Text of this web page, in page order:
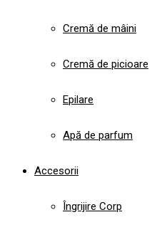
Cremă de mâini
Cremă de picioare
Epilare
Apă de parfum
Accesorii
Îngrijire Corp